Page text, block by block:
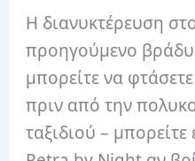
Η διανυκτέρευση
προηγούμενο βράδυ
μπορείτε να
πριν από την
ταξιδιού –